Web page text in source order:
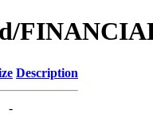
Description
-